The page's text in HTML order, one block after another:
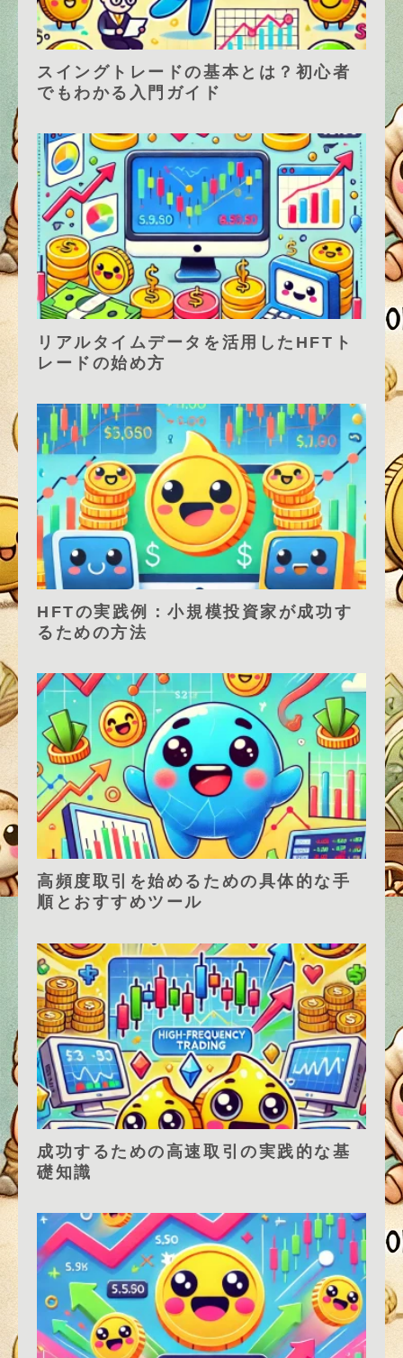
スイングトレードの基本とは？初心者
でもわかる入門ガイド
リアルタイムデータを活用したHFTト
レードの始め方
HFTの実践例：小規模投資家が成功す
るための方法
高頻度取引を始めるための具体的な手
順とおすすめツール
成功するための高速取引の実践的な基
礎知識